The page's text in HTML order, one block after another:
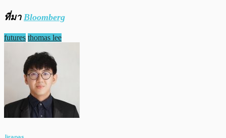
ที่มา Bloomberg
futures thomas lee